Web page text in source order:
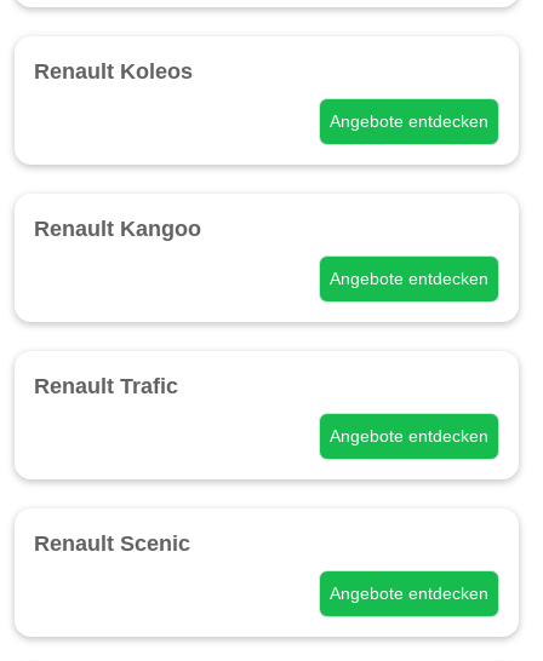
Renault Koleos
Angebote entdecken
Renault Kangoo
Angebote entdecken
Renault Trafic
Angebote entdecken
Renault Scenic
Angebote entdecken